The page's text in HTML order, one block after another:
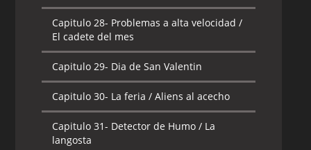
Capitulo 28- Problemas a alta velocidad /
El cadete del mes
Capitulo 29- Dia de San Valentin
Capitulo 30- La feria / Aliens al acecho
Capitulo 31- Detector de Humo / La
langosta